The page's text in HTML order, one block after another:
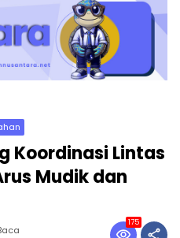
Koordinasi Lintas
Mudik dan
175